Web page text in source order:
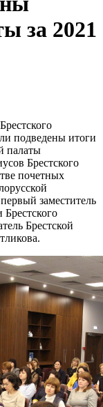
за 2021
подведены итоги
палаты
Брестского
почетных
заместитель
Брестской